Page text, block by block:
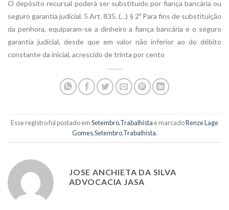
O depósito recursal poderá ser substituído por fiança bancária ou
seguro garantia judicial. 5 Art. 835. (…) § 2º Para fins de substituição
da penhora, equiparam-se a dinheiro a fiança bancária e o seguro
garantia judicial, desde que em valor não inferior ao do débito
constante da inicial, acrescido de trinta por cento
Esse registro foi postado emSetembro,Trabalhista e marcadoRenze Lage
Gomes,Setembro,Trabalhista.
JOSE ANCHIETA DA SILVA
ADVOCACIA JASA